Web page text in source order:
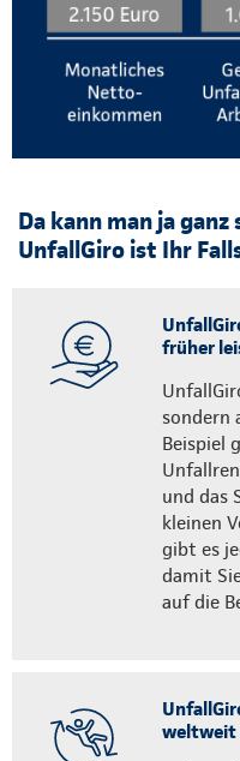
Da kann man ja
UnfallGiro ist Ihr
früher
sondern
Beispiel
und das
kleinen
gibt es
damit
auf die
weltweit